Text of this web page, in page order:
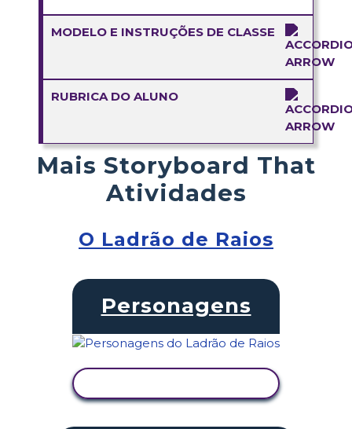
MODELO E INSTRUÇÕES DE CLASSE
RUBRICA DO ALUNO
Mais Storyboard That
Atividades
O Ladrão de Raios
Personagens